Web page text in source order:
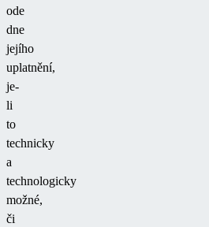
ode
dne
jejího
uplatnění,
je-
li
to
technicky
a
technologicky
možné,
či